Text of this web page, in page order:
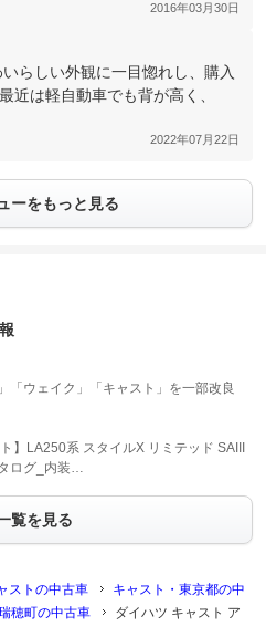
2016年03月30日
らしい外観に一目惚れし、購入
近は軽自動車でも背が高く、
2022年07月22日
ーをもっと見る
「ウェイク」「キャスト」を一部改良
】LA250系 スタイルX リミテッド SAIII
ログ_内装…
覧を見る
ストの中古車
キャスト・東京都の中
穂町の中古車
ダイハツ キャスト ア